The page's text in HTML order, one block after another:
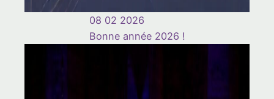
08 02 2026
Bonne année 2026 !